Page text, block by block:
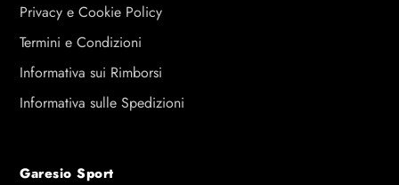
Privacy e Cookie Policy
Termini e Condizioni
Informativa sui Rimborsi
Informativa sulle Spedizioni
Garesio Sport